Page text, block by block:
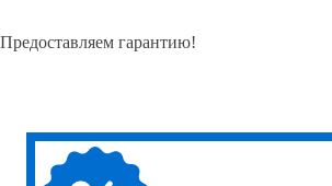
Предоставляем гарантию!